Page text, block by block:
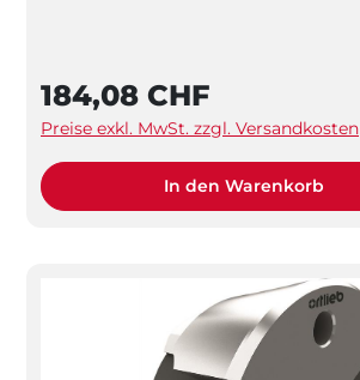
184,08 CHF
Preise exkl. MwSt. zzgl. Versandkosten
In den Warenkorb